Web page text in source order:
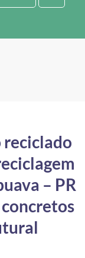
reciclado
– PR